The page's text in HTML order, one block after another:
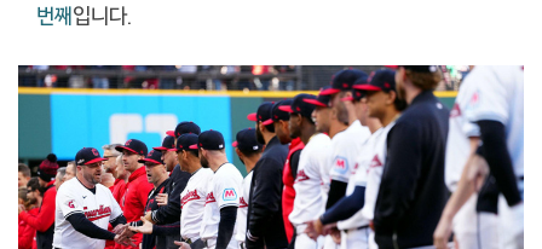
번째입니다.